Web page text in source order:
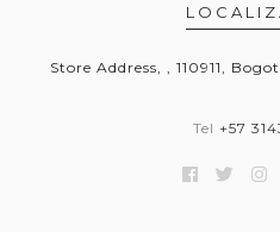
Store Address, , 110911,
Tel +57